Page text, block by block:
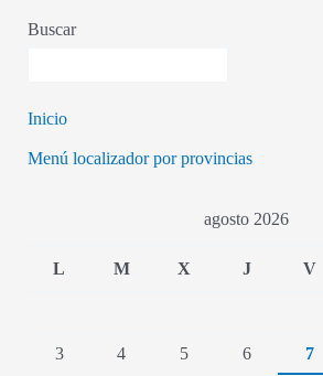
Buscar
Inicio
Menú localizador por provincias
agosto 2026
L M X J V
3
4 5 6 7